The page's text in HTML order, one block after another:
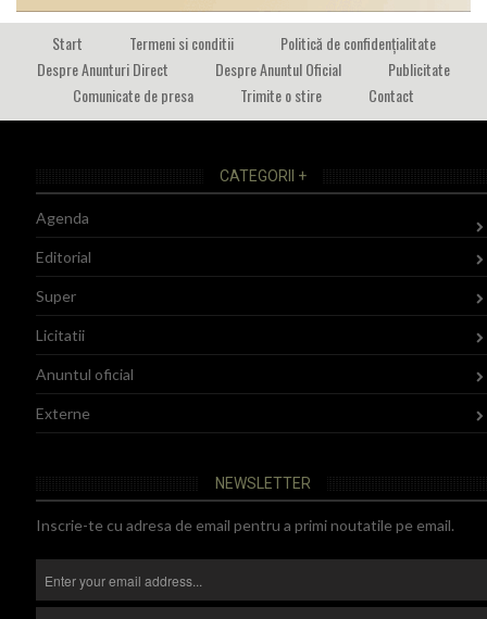
Start Termeni si conditii
Politică de confidențialitate
Despre Anunturi Direct
Despre Anuntul Oficial
Publicitate
Comunicate de presa
Trimite o stire Contact
CATEGORII +
Agenda
Editorial
Super
Licitatii
Anuntul oficial
Externe
NEWSLETTER
Inscrie-te cu adresa de email pentru a primi noutatile pe email.